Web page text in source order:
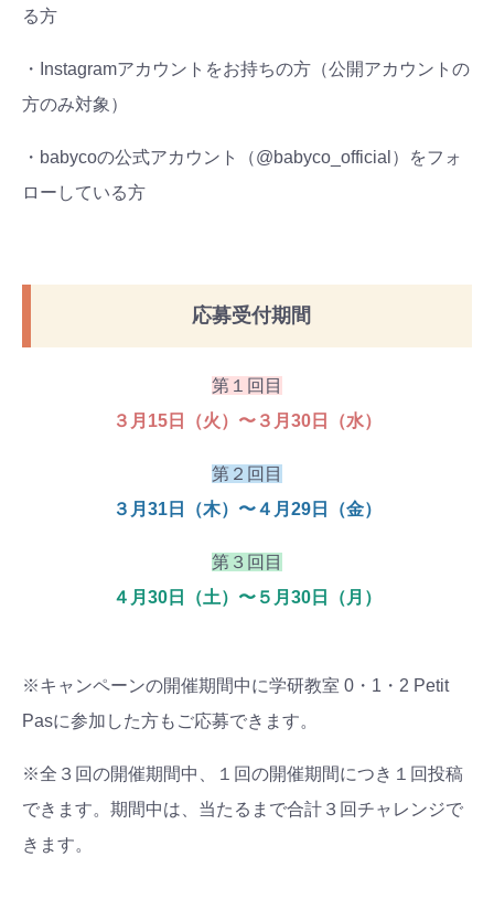
る方
・Instagramアカウントをお持ちの方（公開アカウントの
方のみ対象）
・babycoの公式アカウント（@babyco_official）をフォ
ローしている方
応募受付期間
第１回目
３月15日（火）〜３月30日（水）
第２回目
３月31日（木）〜４月29日（金）
第３回目
４月30日（土）〜５月30日（月）
※キャンペーンの開催期間中に学研教室 0・1・2 Petit
Pasに参加した方もご応募できます。
※全３回の開催期間中、１回の開催期間につき１回投稿
できます。期間中は、当たるまで合計３回チャレンジで
きます。